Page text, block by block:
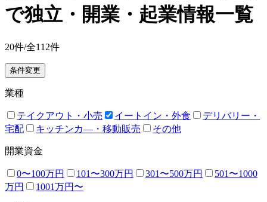
で独立・開業・起業情報一覧
20件/全112件
条件変更
業種
テイクアウト・小売 イートイン・外食
デリバリー・
宅配
キッチンカ―・移動販売 その他
開業資金
0〜100万円 101〜300万円 301〜500万円
501〜1000
万円
1001万円〜